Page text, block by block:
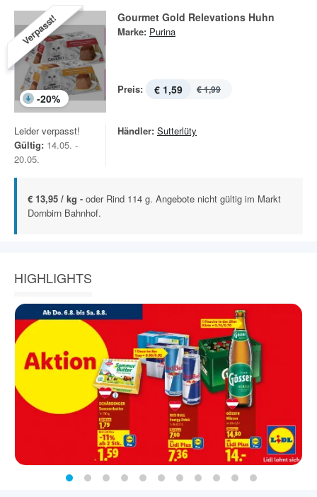
Verpasst!
-20%
Gourmet Gold Relevations Huhn
Marke: Purina
Preis: € 1,59 € 1,99
Leider verpasst!
Gültig: 14.05. -
20.05.
Händler: Sutterlüty
€ 13,95 / kg - oder Rind 114 g. Angebote nicht gültig im Markt
Dornbirn Bahnhof.
HIGHLIGHTS